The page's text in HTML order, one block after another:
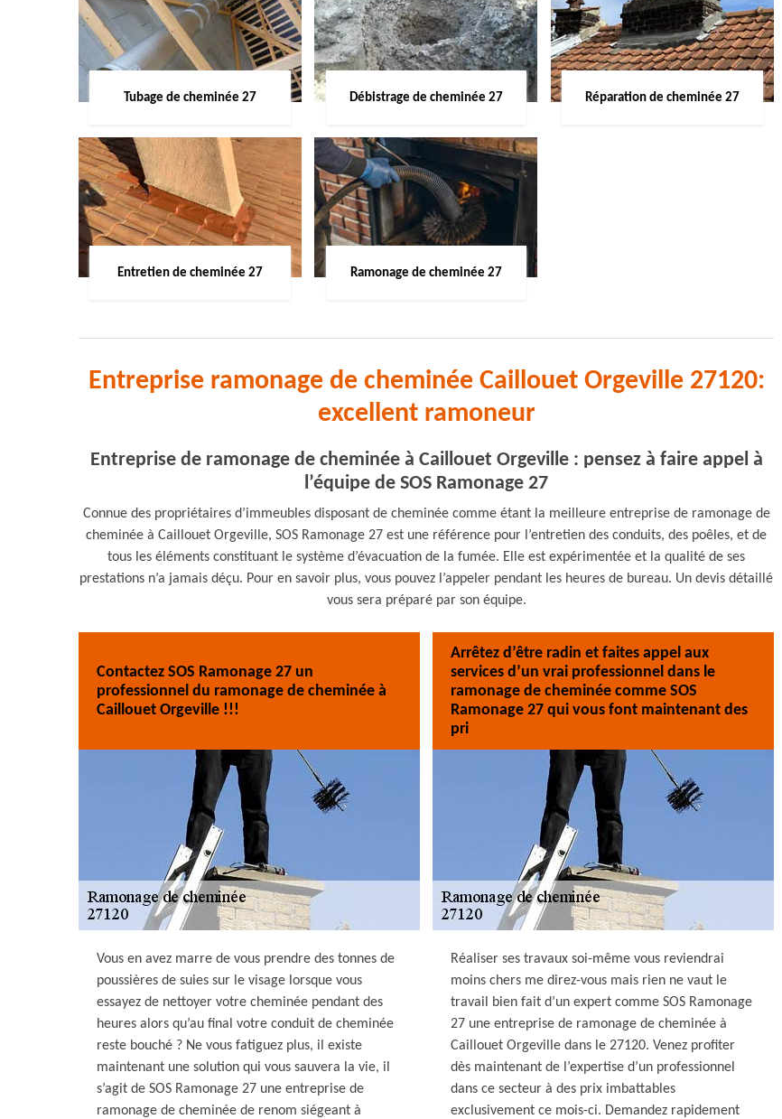
Tubage de cheminée 27 Débistrage de cheminée 27 Réparation de cheminée 27
Entretien de cheminée 27 Ramonage de cheminée 27
Entreprise ramonage de cheminée Caillouet Orgeville 27120:
excellent ramoneur
Entreprise de ramonage de cheminée à Caillouet Orgeville : pensez à faire appel à
l’équipe de SOS Ramonage 27
Connue des propriétaires d’immeubles disposant de cheminée comme étant la meilleure entreprise de ramonage de
cheminée à Caillouet Orgeville, SOS Ramonage 27 est une référence pour l’entretien des conduits, des poêles, et de
tous les éléments constituant le système d’évacuation de la fumée. Elle est expérimentée et la qualité de ses
prestations n’a jamais déçu. Pour en savoir plus, vous pouvez l’appeler pendant les heures de bureau. Un devis détaillé
vous sera préparé par son équipe.
Contactez SOS Ramonage 27 un
professionnel du ramonage de cheminée à
Caillouet Orgeville !!!
Vous en avez marre de vous prendre des tonnes de
poussières de suies sur le visage lorsque vous
essayez de nettoyer votre cheminée pendant des
heures alors qu’au final votre conduit de cheminée
reste bouché ? Ne vous fatiguez plus, il existe
maintenant une solution qui vous sauvera la vie, il
s’agit de SOS Ramonage 27 une entreprise de
ramonage de cheminée de renom siégeant à
Arrêtez d’être radin et faites appel aux
services d’un vrai professionnel dans le
ramonage de cheminée comme SOS
Ramonage 27 qui vous font maintenant des
pri
Réaliser ses travaux soi-même vous reviendrai
moins chers me direz-vous mais rien ne vaut le
travail bien fait d’un expert comme SOS Ramonage
27 une entreprise de ramonage de cheminée à
Caillouet Orgeville dans le 27120. Venez profiter
dès maintenant de l’expertise d’un professionnel
dans ce secteur à des prix imbattables
exclusivement ce mois-ci. Demandez rapidement